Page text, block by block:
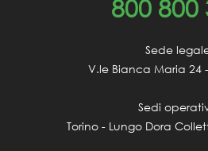
800800
Sede
V.le Bianca Maria 24
Sedi
Torino - Lungo Dora